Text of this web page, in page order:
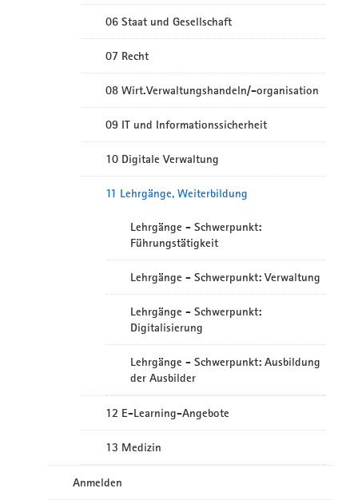
06 Staat und Gesellschaft
07 Recht
08 Wirt.Verwaltungshandeln/-organisation
09 IT und Informationssicherheit
10 Digitale Verwaltung
11 Lehrgänge, Weiterbildung
Lehrgänge - Schwerpunkt:
Führungstätigkeit
Lehrgänge - Schwerpunkt: Verwaltung
Lehrgänge - Schwerpunkt:
Digitalisierung
Lehrgänge - Schwerpunkt: Ausbildung
der Ausbilder
12 E-Learning-Angebote
13 Medizin
Anmelden